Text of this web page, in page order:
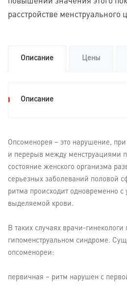
расстройстве менструального
Описание Цены
Описание
Опсоменорея – это нарушение,
и перерыв между менструациями
состояние женского организма
серьезных заболеваний половой
ритма происходит одновременно
выделяемой крови.
В таких случаях врачи-гинекологи
гипоменструальном синдроме.
опсоменореи:
первичная – ритм нарушен с